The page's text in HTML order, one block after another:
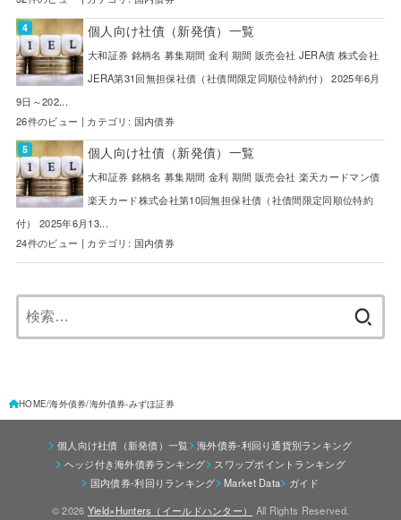
個人向け社債（新発債）一覧
大和証券 銘柄名 募集期間 金利 期間 販売会社 JERA債 株式会社
JERA第31回無担保社債（社債間限定同順位特約付） 2025年6月
9日～202...
26件のビュー | カテゴリ: 国内債券
個人向け社債（新発債）一覧
大和証券 銘柄名 募集期間 金利 期間 販売会社 楽天カードマン債
楽天カード株式会社第10回無担保社債（社債間限定同順位特約
付） 2025年6月13...
24件のビュー | カテゴリ: 国内債券
HOME 海外債券 海外債券-みずほ証券
個人向け社債（新発債）一覧
海外債券-利回り通貨別ランキング
ヘッジ付き海外債券ランキング
スワップポイントランキング
国内債券-利回りランキング
Market Data
ガイド
© 2026 Yield×Hunters（イールドハンター） All Rights Reserved.